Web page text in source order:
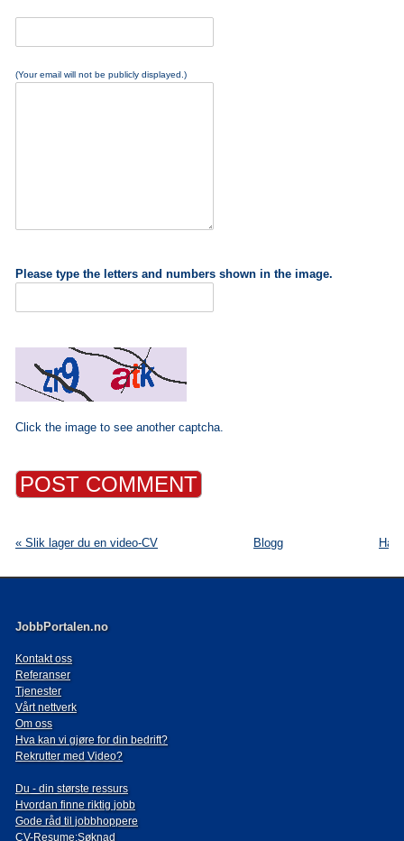
(Your email will not be publicly displayed.)
Please type the letters and numbers shown in the image.
Click the image to see another captcha.
« Slik lager du en video-CV Blogg Har
JobbPortalen.no
Kontakt oss
Referanser
Tjenester
Vårt nettverk
Om oss
Hva kan vi gjøre for din bedrift?
Rekrutter med Video?
Du - din største ressurs
Hvordan finne riktig jobb
Gode råd til jobbhoppere
CV-Resume:Søknad